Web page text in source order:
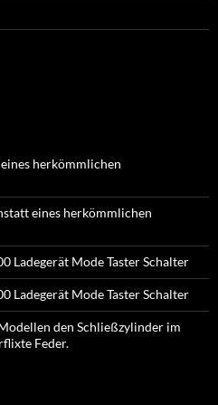
herkömmlichen
eines herkömmlichen
Ladegerät Mode Taster Schalter
Ladegerät Mode Taster Schalter
den Schließzylinder im
Feder.